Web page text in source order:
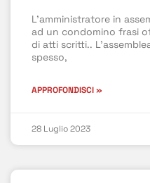
L’amministratore in
ad un condomino frasi
di atti scritti..
spesso,
APPROFONDISCI »
28 Luglio 2023